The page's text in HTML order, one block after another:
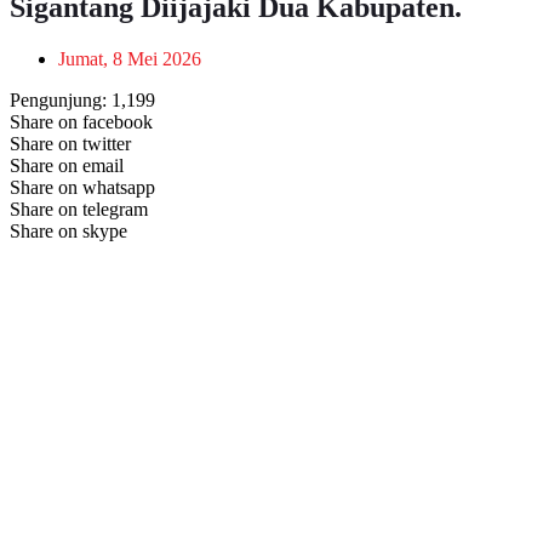
Sigantang Diijajaki Dua Kabupaten.
Jumat, 8 Mei 2026
Pengunjung: 1,199
Share on facebook
Share on twitter
Share on email
Share on whatsapp
Share on telegram
Share on skype